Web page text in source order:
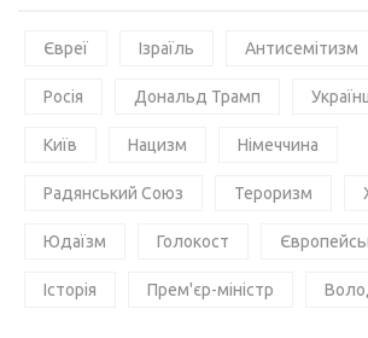
Євреї Ізраїль Антисемітизм
Росія Дональд Трамп
Київ Нацизм Німеччина
Радянський Союз Тероризм
Юдаїзм Голокост
Історія Прем'єр-міністр